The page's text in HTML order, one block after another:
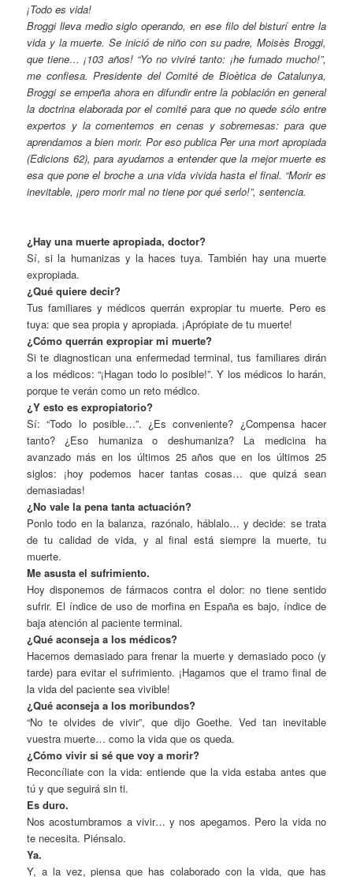
¡Todo es vida!
Broggi lleva medio siglo operando, en ese filo del bisturí entre la
vida y la muerte. Se inició de niño con su padre, Moisès Broggi,
que tiene… ¡103 años! “Yo no viviré tanto: ¡he fumado mucho!”,
me confiesa. Presidente del Comité de Bioètica de Catalunya,
Broggi se empeña ahora en difundir entre la población en general
la doctrina elaborada por el comité para que no quede sólo entre
expertos y la comentemos en cenas y sobremesas: para que
aprendamos a bien morir. Por eso publica Per una mort apropiada
(Edicions 62), para ayudarnos a entender que la mejor muerte es
esa que pone el broche a una vida vivida hasta el final. “Morir es
inevitable, ¡pero morir mal no tiene por qué serlo!”, sentencia.
¿Hay una muerte apropiada, doctor?
Sí, si la humanizas y la haces tuya. También hay una muerte
expropiada.
¿Qué quiere decir?
Tus familiares y médicos querrán expropiar tu muerte. Pero es
tuya: que sea propia y apropiada. ¡Aprópiate de tu muerte!
¿Cómo querrán expropiar mi muerte?
Si te diagnostican una enfermedad terminal, tus familiares dirán
a los médicos: “¡Hagan todo lo posible!”. Y los médicos lo harán,
porque te verán como un reto médico.
¿Y esto es expropiatorio?
Sí: “Todo lo posible…”. ¿Es conveniente? ¿Compensa hacer
tanto? ¿Eso humaniza o deshumaniza? La medicina ha
avanzado más en los últimos 25 años que en los últimos 25
siglos: ¡hoy podemos hacer tantas cosas… que quizá sean
demasiadas!
¿No vale la pena tanta actuación?
Ponlo todo en la balanza, razónalo, háblalo… y decide: se trata
de tu calidad de vida, y al final está siempre la muerte, tu
muerte.
Me asusta el sufrimiento.
Hoy disponemos de fármacos contra el dolor: no tiene sentido
sufrir. El índice de uso de morfina en España es bajo, índice de
baja atención al paciente terminal.
¿Qué aconseja a los médicos?
Hacemos demasiado para frenar la muerte y demasiado poco (y
tarde) para evitar el sufrimiento. ¡Hagamos que el tramo final de
la vida del paciente sea vivible!
¿Qué aconseja a los moribundos?
“No te olvides de vivir”, que dijo Goethe. Ved tan inevitable
vuestra muerte… como la vida que os queda.
¿Cómo vivir si sé que voy a morir?
Reconcíliate con la vida: entiende que la vida estaba antes que
tú y que seguirá sin ti.
Es duro.
Nos acostumbramos a vivir… y nos apegamos. Pero la vida no
te necesita. Piénsalo.
Ya.
Y, a la vez, piensa que has colaborado con la vida, que has